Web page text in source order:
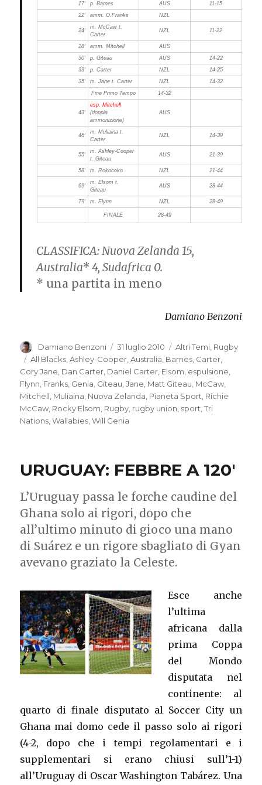
17′
p. Barnes AUS
11-15
22′
amm. O.Franks NZL
24′
m. McCaw t.
Carter
NZL 11-22
28′ amm. Mitchell
AUS
30′
p. Giteau AUS
14-22
33′
p. Carter NZL
14-25
35′
m. Jane t. Carter NZL
14-32
Fine Primo Tempo
14-32
43′
esp. Mitchell
(doppia
ammonizione)
AUS
46′
m. Muliaina t.
Carter
NZL 14-39
55′
m. Ashley-Cooper
t. Giteau
AUS 21-39
58′ m. Rokocoko NZL 21-44
69′
m. Elsom t.
Giteau
AUS 28-44
79′ m. Flynn NZL 28-49
FINALE 28-49
CLASSIFICA:Nuova Zelanda 15,
Australia* 4, Sudafrica 0.
* una partita in meno
Damiano Benzoni
Autore
Damiano Benzoni
Pubblicato
il
31 luglio 2010 Categorie
Altri Temi, Rugby
Tag
All Blacks,Ashley-Cooper,Australia, Barnes, Carter,
Cory Jane, Dan Carter, Daniel Carter, Elsom, espulsione,
Flynn, Franks, Genia, Giteau,Jane, Matt Giteau, McCaw,
Mitchell, Muliaina, Nuova Zelanda, Pianeta Sport, Richie
McCaw, Rocky Elsom, Rugby, rugby union, sport,Tri
Nations,Wallabies,Will Genia
URUGUAY: FEBBRE A 120′
L’Uruguay passa le forche caudine del
Ghana solo ai rigori, dopo che
all’ultimo minuto di gioco una mano
di Suárez e un rigore sbagliato di Gyan
avevano graziato la Celeste.
Esce anche
l’ultima
africana dalla
prima Coppa
del Mondo
disputata nel
continente: al
quarto di finale disputato al Soccer City un
Ghana mai domo cede il passo solo ai rigori
(4-2, dopo che i tempi regolamentari e i
supplementari si erano chiusi sull’1-1)
all’Uruguay di Oscar Washington Tabárez. Una